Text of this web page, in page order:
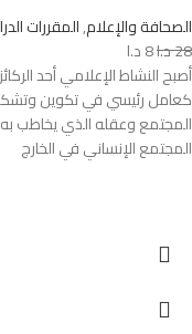
الصحافة والإعلام,المقررات
28د.ا8د.ا
أصبح النشاط الإعلامي أحد
كعامل رئيسي في تكوين
المجتمع وعقله الذي يخاطب
المجتمع الإنساني في الخارج